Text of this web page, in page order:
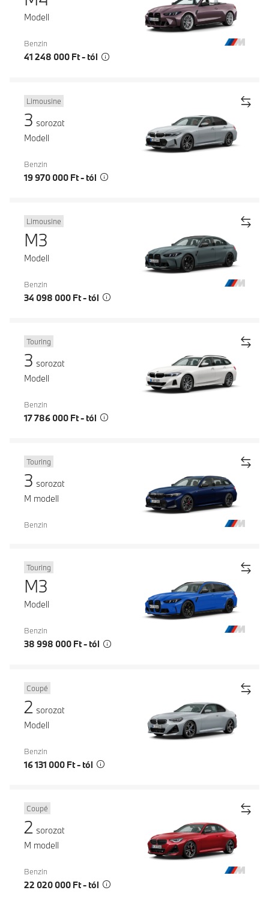
Modell
Benzin
41 248 000 Ft - tól
Limousine
3 sorozat
Modell
Benzin
19 970 000 Ft - tól
Limousine
M3
Modell
Benzin
34 098 000 Ft - tól
Touring
3 sorozat
Modell
Benzin
17 786 000 Ft - tól
Touring
3 sorozat
M modell
Benzin
Touring
M3
Modell
Benzin
38 998 000 Ft - tól
Coupé
2 sorozat
Modell
Benzin
16 131 000 Ft - tól
Coupé
2 sorozat
M modell
Benzin
22 020 000 Ft - tól